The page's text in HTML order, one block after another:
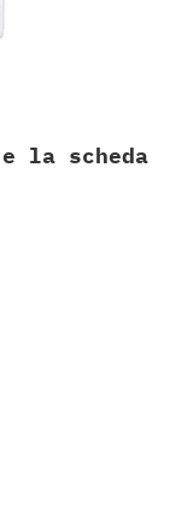
la scheda